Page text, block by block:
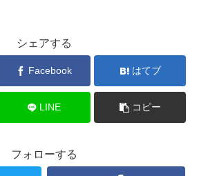
シェアする
Facebook はてブ
LINE コピー
フォローする